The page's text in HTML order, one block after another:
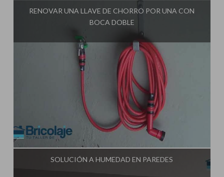
RENOVAR UNA LLAVE DE CHORRO POR UNA CON
BOCA DOBLE
Influencer: Tu Taller de Bricolaje
SOLUCIÓN A HUMEDAD EN PAREDES